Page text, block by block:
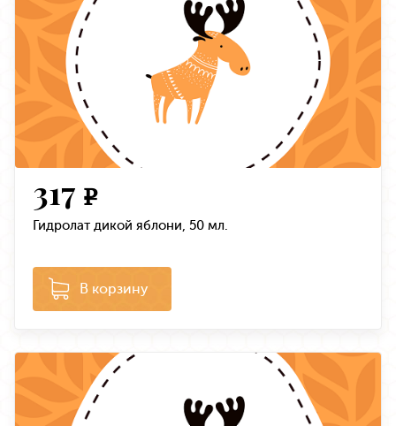
317 e
Гидролат дикой яблони, 50 мл.
В корзину